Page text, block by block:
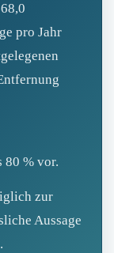
pro Jahr
80 % vor.
zur
Aussage